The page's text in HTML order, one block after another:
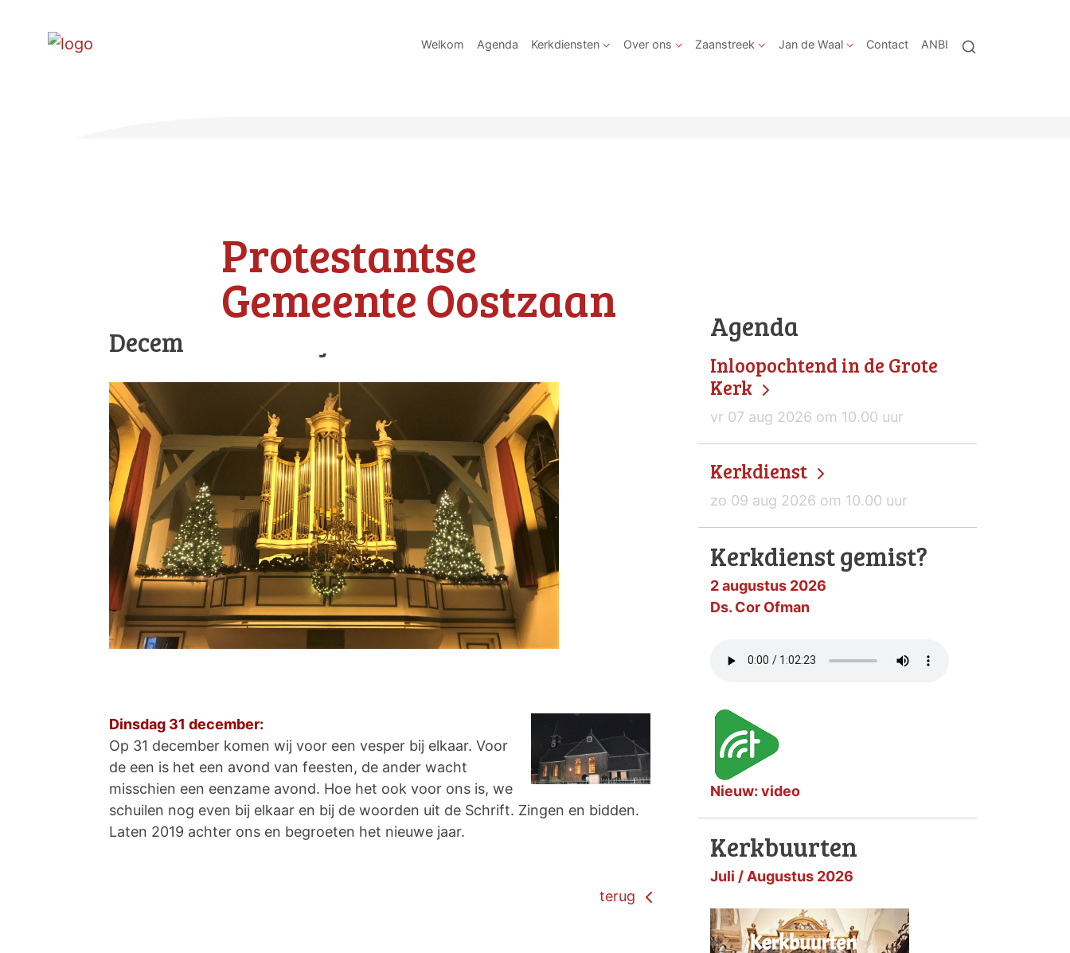
Welkom Agenda Kerkdiensten Over ons Zaanstreek Jan de Waal Contact ANBI
Protestantse
Gemeente Oostzaan
December 2019 - Bijzondere kerkdiensten
Dinsdag 31 december:
Op 31 december komen wij voor een vesper bij elkaar. Voor
de een is het een avond van feesten, de ander wacht
misschien een eenzame avond. Hoe het ook voor ons is, we
schuilen nog even bij elkaar en bij de woorden uit de Schrift. Zingen en bidden.
Laten 2019 achter ons en begroeten het nieuwe jaar.
terug
Agenda
Inloopochtend in de Grote
Kerk
vr 07 aug 2026 om 10.00 uur
Kerkdienst
zo 09 aug 2026 om 10.00 uur
Kerkdienst gemist?
2 augustus 2026
Ds. Cor Ofman
Nieuw: video
Kerkbuurten
Juli / Augustus 2026